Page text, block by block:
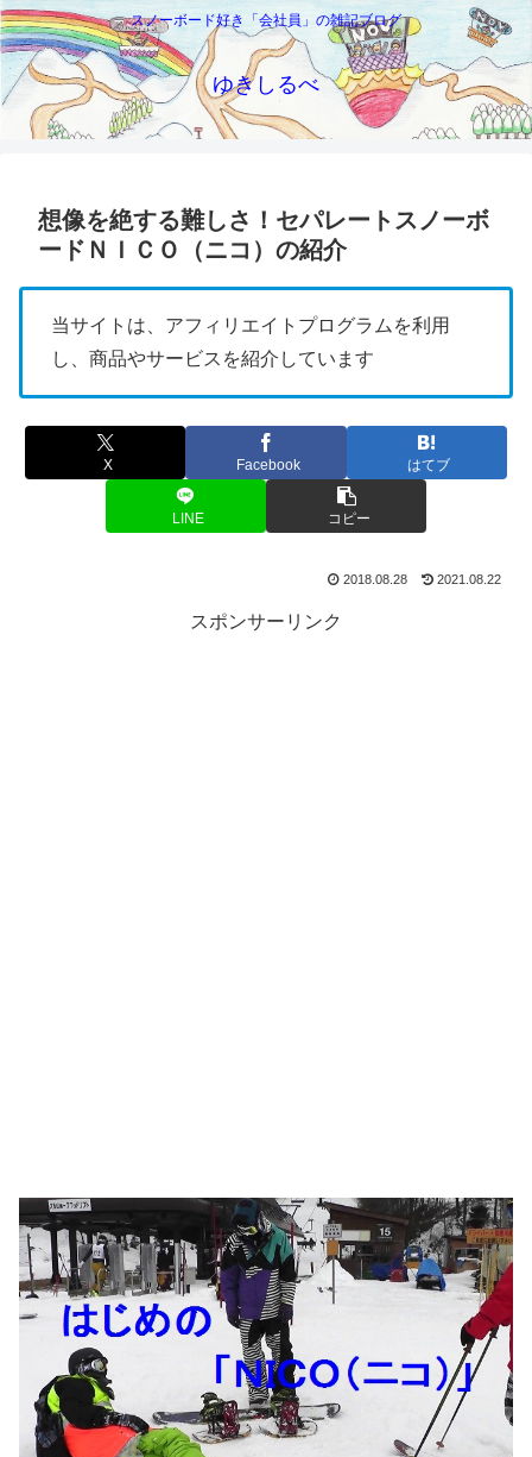
スノーボード好き「会社員」の雑記ブログ
ゆきしるべ
想像を絶する難しさ！セパレートスノーボ
ードＮＩＣＯ（ニコ）の紹介
当サイトは、アフィリエイトプログラムを利用
し、商品やサービスを紹介しています
X Facebook はてブ
LINE コピー
2018.08.28 2021.08.22
スポンサーリンク